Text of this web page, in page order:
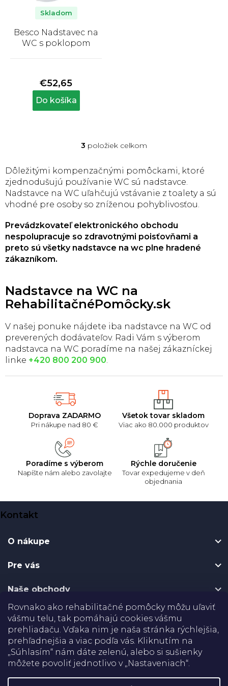
Rovnako ako rehabilitačné pomôcky môžu uľaviť
vášmu telu, tak pomáhajú cookies vášmu
prehliadaču. Vďaka nim je naša stránka rýchlejšia,
prehľadnejšia a viac podľa vás. Kliknutím na
„Súhlasím“ nám dáte zelenú, alebo si sušienky
môžete povoliť jednotlivo v „Nastaveniach“.
Besco Nadstavec na
WC s poklopom
produktu
5,0
Skladom
€52,65
Do košíka
O
l
á
d
a
c
e
p
r
v
ý
p
s
u
3 položiek celkom
Dôležitými kompenzačnými pomôckami, ktoré
zjednodušujú používanie WC sú nadstavce.
Nadstavce na WC uľahčujú vstávanie z toalety a sú
vhodné pre osoby so zníženou pohyblivosťou.
Prevádzkovateľ elektronického obchodu
nespolupracuje so zdravotnými poisťovňami a
preto sú všetky nadstavce na wc plne hradené
zákazníkom.
Nadstavce na WC na
RehabilitačnéPomôcky.sk
V našej ponuke nájdete iba nadstavce na WC od
preverených dodávateľov. Radi Vám s výberom
nadstavca na WC poradíme na našej zákazníckej
linke +420 800 200 900.
Doprava ZADARMO
Pri nákupe nad 80 €
Všetok tovar skladom
Viac ako 80.000 produktov
Poradíme s výberom
Napíšte nám alebo zavolajte
Rýchle doručenie
Tovar expedujeme v deň
objednania
á
Kontakt
O nákupe
Pre vás
Naše obchody
Certifikáty
Doprava
Platba